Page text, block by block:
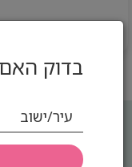
בדוק
עיר/ישוב
תפריט